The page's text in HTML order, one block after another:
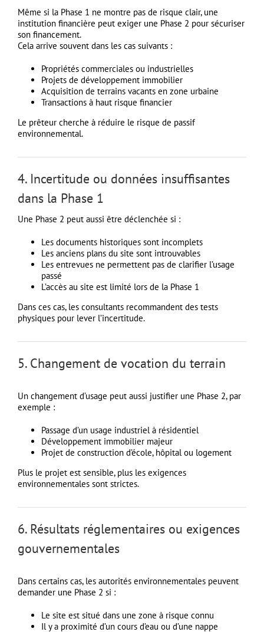
Même si la Phase 1 ne montre pas de risque clair, une
institution financière peut exiger une Phase 2 pour sécuriser
son financement.
Cela arrive souvent dans les cas suivants :
Propriétés commerciales ou industrielles
Projets de développement immobilier
Acquisition de terrains vacants en zone urbaine
Transactions à haut risque financier
Le prêteur cherche à réduire le risque de passif
environnemental.
4. Incertitude ou données insuffisantes
dans la Phase 1
Une Phase 2 peut aussi être déclenchée si :
Les documents historiques sont incomplets
Les anciens plans du site sont introuvables
Les entrevues ne permettent pas de clarifier l’usage
passé
L’accès au site est limité lors de la Phase 1
Dans ces cas, les consultants recommandent des tests
physiques pour lever l’incertitude.
5. Changement de vocation du terrain
Un changement d’usage peut aussi justifier une Phase 2, par
exemple :
Passage d’un usage industriel à résidentiel
Développement immobilier majeur
Projet de construction d’école, hôpital ou logement
Plus le projet est sensible, plus les exigences
environnementales sont strictes.
6. Résultats réglementaires ou exigences
gouvernementales
Dans certains cas, les autorités environnementales peuvent
demander une Phase 2 si :
Le site est situé dans une zone à risque connu
Il y a proximité d’un cours d’eau ou d’une nappe